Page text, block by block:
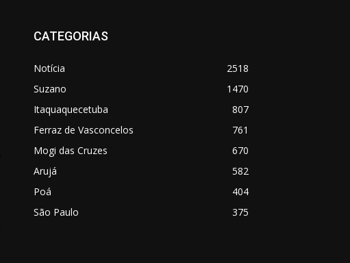
CATEGORIAS
Notícia
2518
Suzano
1470
Itaquaquecetuba
807
Ferraz de Vasconcelos
761
Mogi das Cruzes
670
Arujá
582
Poá
404
São Paulo
375